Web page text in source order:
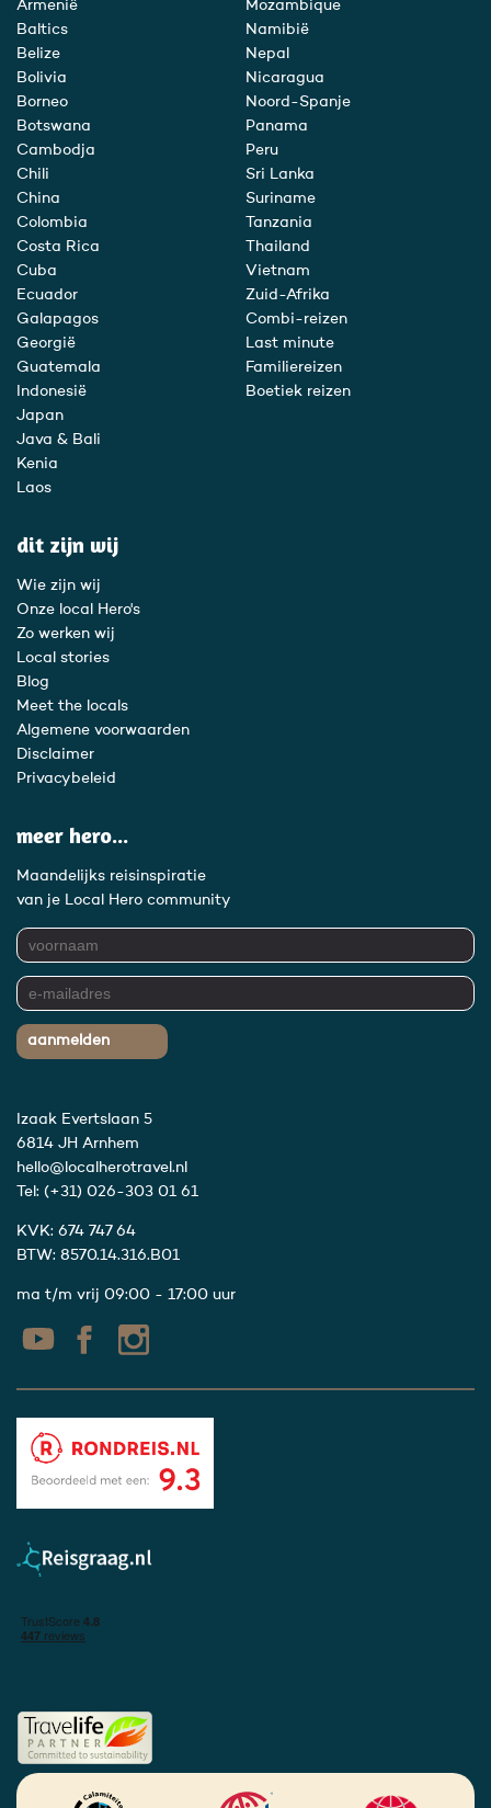
Armenië
Baltics
Belize
Bolivia
Borneo
Botswana
Cambodja
Chili
China
Colombia
Costa Rica
Cuba
Ecuador
Galapagos
Georgië
Guatemala
Indonesië
Japan
Java & Bali
Kenia
Laos
Mozambique
Namibië
Nepal
Nicaragua
Noord-Spanje
Panama
Peru
Sri Lanka
Suriname
Tanzania
Thailand
Vietnam
Zuid-Afrika
Combi-reizen
Last minute
Familiereizen
Boetiek reizen
dit zijn wij
Wie zijn wij
Onze local Hero's
Zo werken wij
Local stories
Blog
Meet the locals
Algemene voorwaarden
Disclaimer
Privacybeleid
meer hero...
Maandelijks reisinspiratie
van je Local Hero community
aanmelden
Izaak Evertslaan 5
6814 JH Arnhem
hello@localherotravel.nl
Tel: (+31) 026-303 01 61
KVK: 674 747 64
BTW: 8570.14.316.B01
ma t/m vrij 09:00 - 17:00 uur